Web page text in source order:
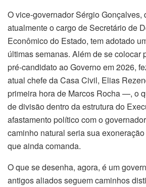
O vice-governador Sérgio Gonçalves,
atualmente o cargo de Secretário de
Econômico do Estado, tem adotado
últimas semanas. Além de se colocar
pré-candidato ao Governo em 2026,
atual chefe da Casa Civil, Elias
primeira hora de Marcos Rocha —, o
de divisão dentro da estrutura do
afastamento político com o
caminho natural seria sua
que ainda comanda.
O que se desenha, agora, é um
antigos aliados seguem caminhos